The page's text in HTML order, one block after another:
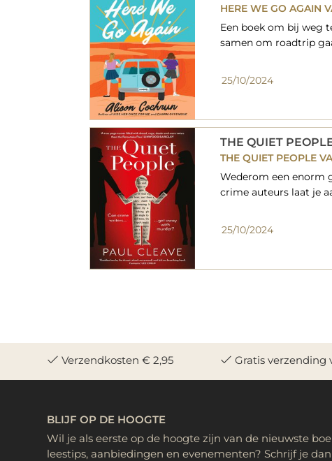
HERE WE GO AGAIN
Een boek om bij weg
samen om roadtrip
25/10/2024
THE QUIET
THE QUIET PEOPLE
Wederom een enorm
crime auteurs laat je
25/10/2024
Verzendkosten € 2,95 Gratis verzending
BLIJF OP DE HOOGTE
Wil je als eerste op de hoogte zijn van de nieuwste
leestips, aanbiedingen en evenementen? Schrijf je